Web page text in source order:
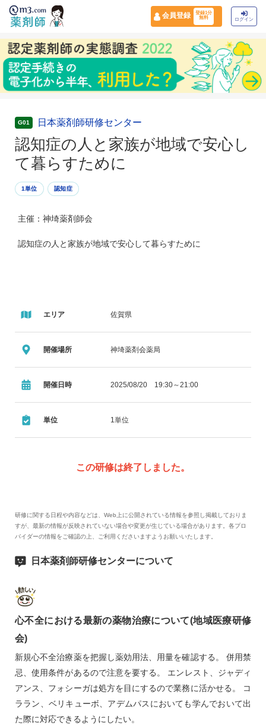
会員登録
登録1分
無料
ログイン
G01 日本薬剤師研修センター
認知症の人と家族が地域で安心し
て暮らすために
1単位 認知症
主催：神埼薬剤師会
認知症の人と家族が地域で安心して暮らすために
エリア 佐賀県
開催場所 神埼薬剤会薬局
開催日時 2025/08/20 19:30～21:00
単位 1単位
この研修は終了しました。
研修に関する日程や内容などは、Web上に公開されている情報を参照し掲載しておりま
すが、最新の情報が反映されていない場合や変更が生じている場合があります。各プロ
バイダーの情報をご確認の上、ご利用くださいますようお願いいたします。
日本薬剤師研修センターについて
心不全における最新の薬物治療について(地域医療研修
会)
新規心不全治療薬を把握し薬効用法、用量を確認する。 併用禁
忌、使用条件があるので注意を要する。 エンレスト、ジャディ
アンス、フォシーガは処方を目にするので業務に活かせる。 コ
ララン、ベリキューボ、アデムパスにおいても学んでおいて出
た際に対応できるようにしたい。